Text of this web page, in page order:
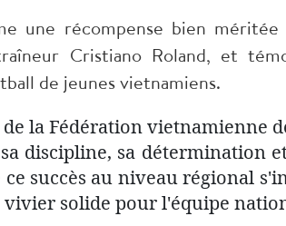
une récompense bien
Cristiano Roland, et
de jeunes vietnamiens.
la Fédération vietnamienne
discipline, sa détermination
succès au niveau régional
solide pour l'équipe